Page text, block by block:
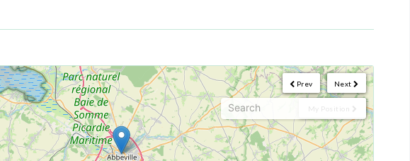
Next
Prev
My Position